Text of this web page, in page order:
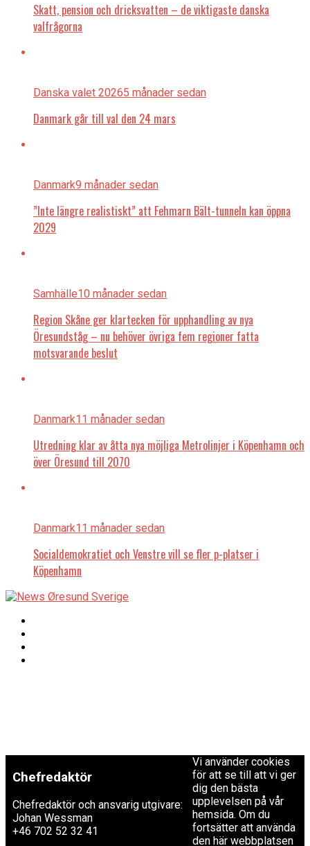
Skatt, pension och dricksvatten – de viktigaste danska
valfrågorna
Danska valet 20265 månader sedan
Danmark går till val den 24 mars
Danmark9 månader sedan
”Inte längre realistiskt” att Fehmarn Bält-tunneln kan öppna
2029
Samhälle10 månader sedan
Region Skåne ger klartecken för upphandling av nya
Öresundståg – nu behöver övriga fem regioner fatta
motsvarande beslut
Danmark11 månader sedan
Utredning klar av åtta nya möjliga Metrolinjer i Köpenhamn och
över Öresund till 2070
Danmark11 månader sedan
Socialdemokratiet och Venstre vill se fler p-platser i
Köpenhamn
Chefredaktör
Chefredaktör och ansvarig utgivare:
Johan Wessman
+46 702 52 32 41
Vi använder cookies
för att se till att vi ger
dig den bästa
upplevelsen på vår
hemsida. Om du
fortsätter att använda
den här webbplatsen